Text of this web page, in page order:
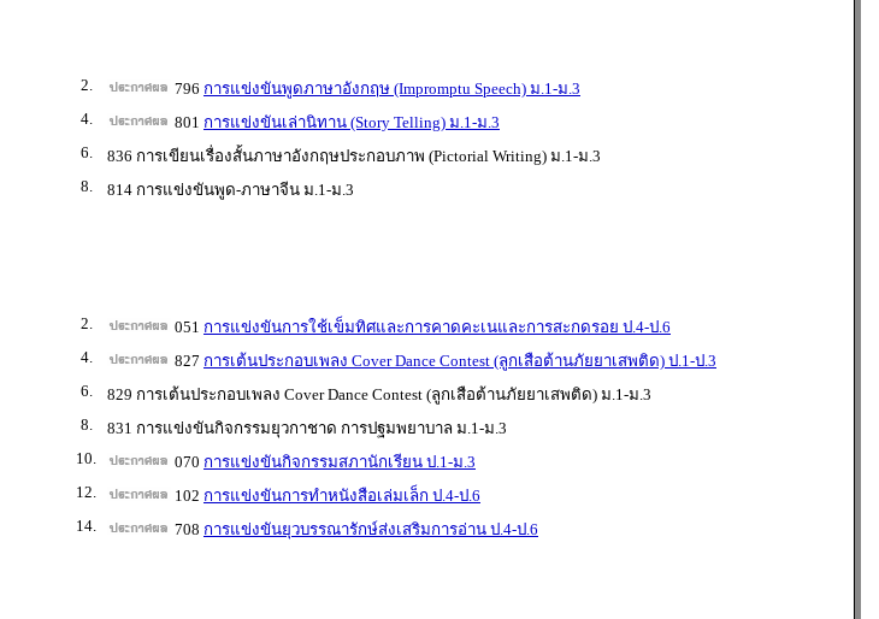
2. 796 การแข่งขันพูดภาษาอังกฤษ (Impromptu Speech) ม.1-ม.3
4. 801 การแข่งขันเล่านิทาน (Story Telling) ม.1-ม.3
6.
836 การเขียนเรื่องสั้นภาษาอังกฤษประกอบภาพ (Pictorial Writing) ม.1-ม.3
8. 814 การแข่งขันพูด-ภาษาจีน ม.1-ม.3
2. 051 การแข่งขันการใช้เข็มทิศและการคาดคะเนและการสะกดรอย ป.4-ป.6
4. 827 การเต้นประกอบเพลง Cover Dance Contest (ลูกเสือต้านภัยยาเสพติด) ป.1-ป.3
6.
829 การเต้นประกอบเพลง Cover Dance Contest (ลูกเสือต้านภัยยาเสพติด) ม.1-ม.3
8.
831 การแข่งขันกิจกรรมยุวกาชาด การปฐมพยาบาล ม.1-ม.3
10. 070 การแข่งขันกิจกรรมสภานักเรียน ป.1-ม.3
12. 102 การแข่งขันการทำหนังสือเล่มเล็ก ป.4-ป.6
14. 708 การแข่งขันยุวบรรณารักษ์ส่งเสริมการอ่าน ป.4-ป.6